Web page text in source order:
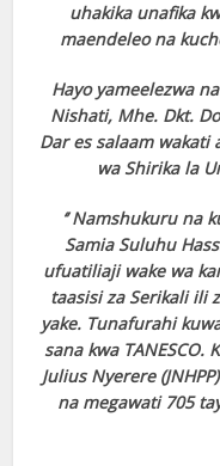
uhakika unafika
maendeleo na
Hayo yameelezwa
Nishati, Mhe. Dkt.
Dar es salaam wakati
wa Shirika la
‘’ Namshukuru na
Samia Suluhu
ufuatiliaji wake wa
taasisi za Serikali ili
yake. Tunafurahi
sana kwa
Julius Nyerere
na megawati 705